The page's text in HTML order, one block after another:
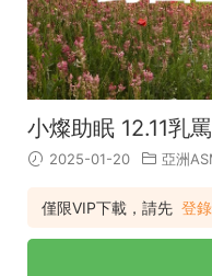
小燦助眠 12.11乳罵
2025-01-20 亞洲
僅限VIP下載，請先 登錄